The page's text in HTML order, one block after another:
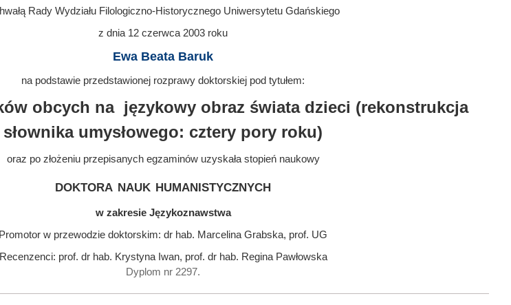
Rady Wydziału Filologiczno-Historycznego Uniwersytetu Gdańskiego
z dnia 12 czerwca 2003 roku
Ewa Beata Baruk
na podstawie przedstawionej rozprawy doktorskiej pod tytułem:
obcych na językowy obraz świata dzieci (rekonstrukcja
słownika umysłowego: cztery pory roku)
oraz po złożeniu przepisanych egzaminów uzyskała stopień naukowy
doktora nauk humanistycznych
w zakresie Językoznawstwa
Promotor w przewodzie doktorskim: dr hab. Marcelina Grabska, prof. UG
Recenzenci: prof. dr hab. Krystyna Iwan, prof. dr hab. Regina Pawłowska
Dyplom nr 2297.